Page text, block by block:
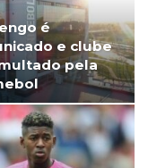
é
e clube
pela